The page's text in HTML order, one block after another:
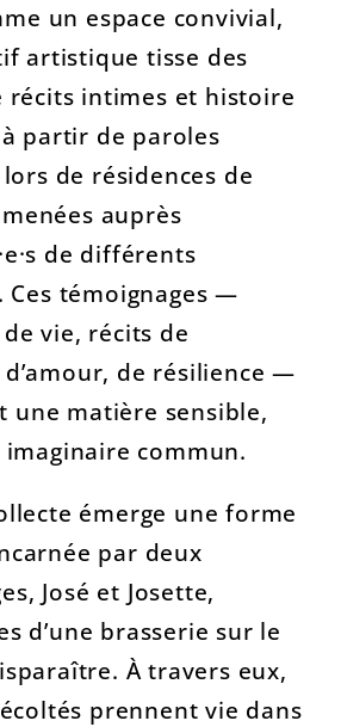
un espace convivial,
artistique tisse des
récits intimes et histoire
partir de paroles
de résidences de
auprès
de différents
témoignages —
vie, récits de
de résilience —
une matière sensible,
imaginaire commun.
émerge une forme
par deux
José et Josette,
d’une brasserie sur le
À travers eux,
prennent vie dans